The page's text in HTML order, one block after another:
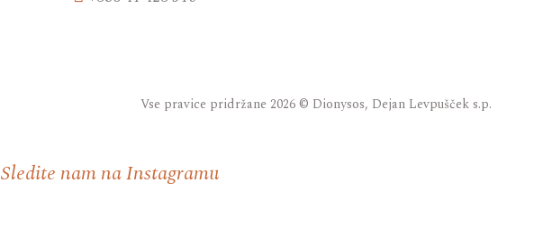
Vse pravice pridržane 2026 © Dionysos, Dejan Levpušček s.p.
Sledite nam na Instagramu